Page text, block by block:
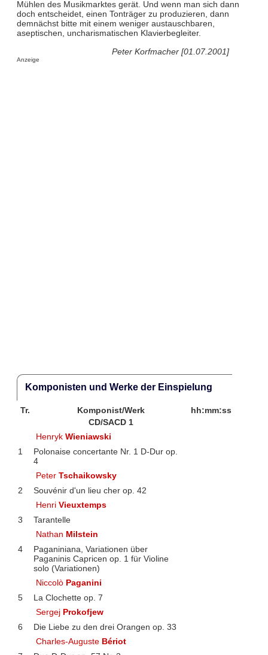
Mühlen des Musikmarktes gerät. Und wenn man sich dann
doch entscheidet, einen Tonträger zu produzieren, dann
demnächst bitte mit einem weniger austauschbaren,
aseptischen, uncharismatischen Klavierbegleiter.
Peter Korfmacher [01.07.2001]
Anzeige
Komponisten und Werke der Einspielung
Tr. Komponist/Werk
hh:mm:ss
CD/SACD 1
HenrykWieniawski
1
Polonaise concertante Nr. 1 D-Dur op.
4
PeterTschaikowsky
2
Souvénir d'un lieu cher op. 42
HenriVieuxtemps
3
Tarantelle
Nathan Milstein
4
Paganiniana, Variationen über
Paganinis Capricen op. 1 für Violine
solo (Variationen)
Niccolò Paganini
5
La Clochette op. 7
Sergej Prokofjew
6
Die Liebe zu den drei Orangen op. 33
Charles-Auguste Bériot